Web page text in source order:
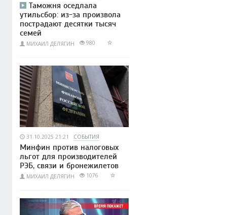
Таможня оседлала
утильсбор: из-за произвола
пострадают десятки тысяч
семей
МИХАИЛ ДЕЛЯГИН 980
31.10.2025 21:21 СОБЫТИЯ
Минфин против налоговых
льгот для производителей
РЭБ, связи и бронежилетов
МИХАИЛ ДЕЛЯГИН 1076